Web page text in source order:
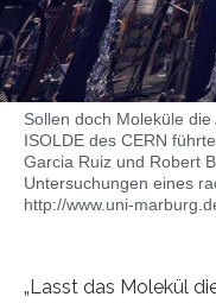
Sollen doch Moleküle
ISOLDE des CERN
Garcia Ruiz und Robert
Untersuchungen eines
http://www.uni-
„Lasst das Molekül